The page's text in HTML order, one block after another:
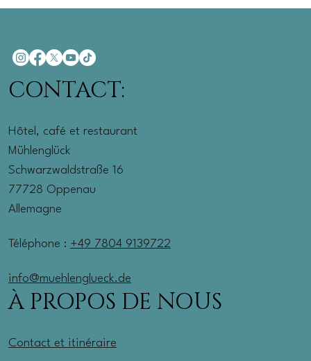
CONTACT:
Hôtel, café et restaurant
Mühlenglück
Schwarzwaldstraße 16
77728 Oppenau
Allemagne
Téléphone : +49 7804 9139722
info@muehlenglueck.de
À PROPOS DE NOUS
Contact et itinéraire